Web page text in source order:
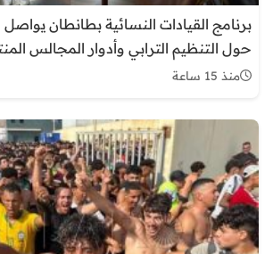
برنامج القيادات النسائية بطانطان يواصل
حول التنظيم الترابي وأدوار المجالس
منذ 15 ساعة